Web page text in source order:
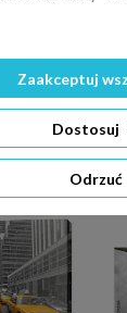
Odrzuć
Dostosuj
Zaakceptuj